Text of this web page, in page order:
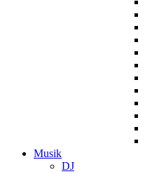
Musik
DJ